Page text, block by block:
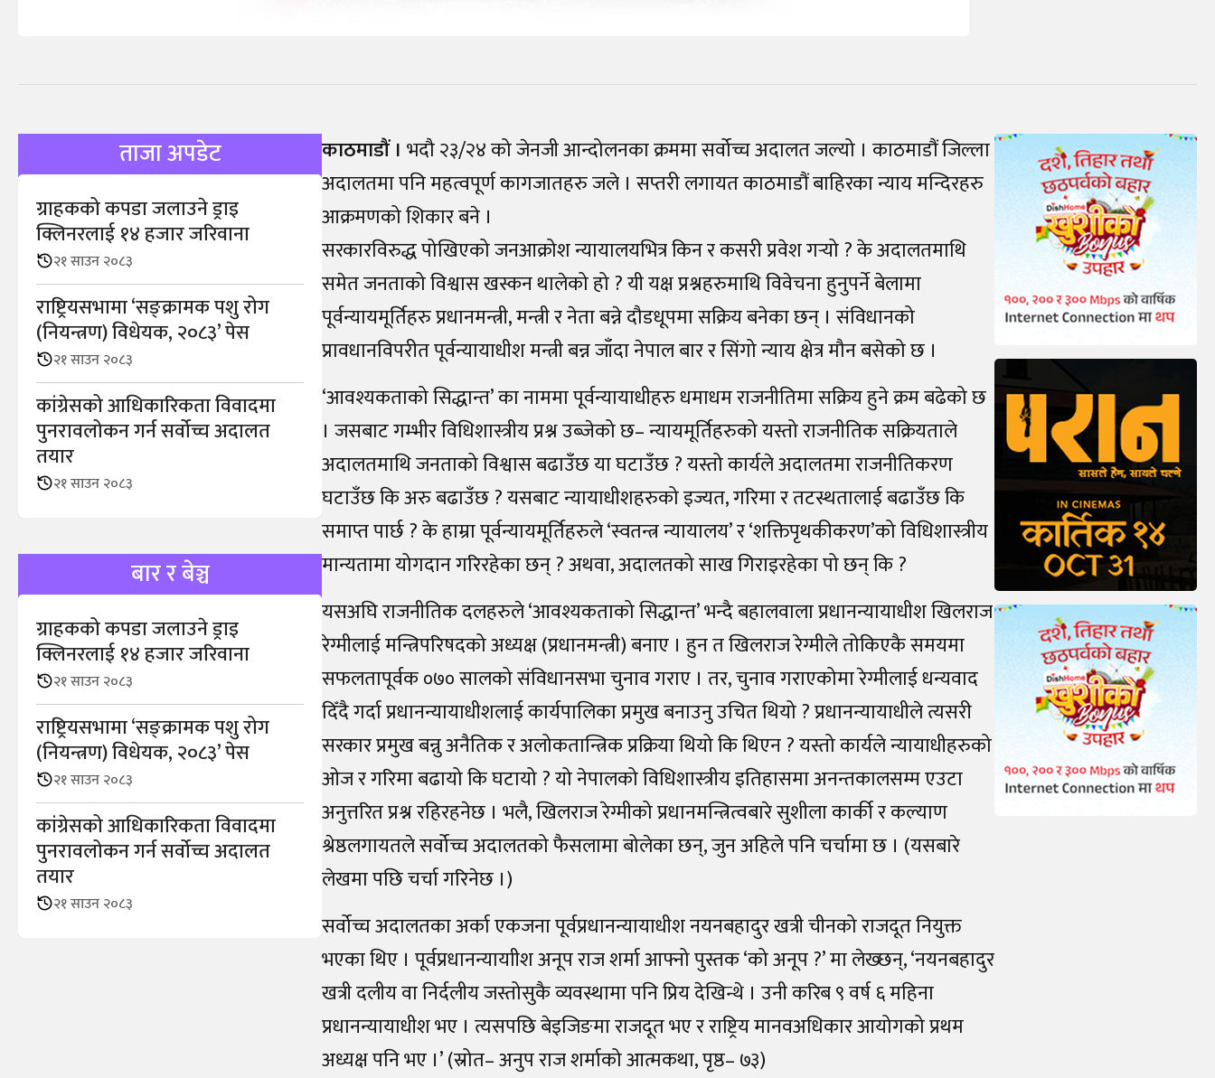
ताजा अपडेट
ग्राहकको कपडा जलाउने ड्राइ
क्लिनरलाई १४ हजार जरिवाना
२१ साउन २०८३
राष्ट्रियसभामा ‘सङ्क्रामक पशु रोग
(नियन्त्रण) विधेयक, २०८३’ पेस
२१ साउन २०८३
कांग्रेसको आधिकारिकता विवादमा
पुनरावलोकन गर्न सर्वोच्च अदालत
तयार
२१ साउन २०८३
बार र बेञ्च
ग्राहकको कपडा जलाउने ड्राइ
क्लिनरलाई १४ हजार जरिवाना
२१ साउन २०८३
राष्ट्रियसभामा ‘सङ्क्रामक पशु रोग
(नियन्त्रण) विधेयक, २०८३’ पेस
२१ साउन २०८३
कांग्रेसको आधिकारिकता विवादमा
पुनरावलोकन गर्न सर्वोच्च अदालत
तयार
२१ साउन २०८३
काठमाडौं । भदौ २३/२४ को जेनजी आन्दोलनका क्रममा सर्वोच्च अदालत जल्यो । काठमाडौं जिल्ला
अदालतमा पनि महत्वपूर्ण कागजातहरु जले । सप्तरी लगायत काठमाडौं बाहिरका न्याय मन्दिरहरु
आक्रमणको शिकार बने ।
सरकारविरुद्ध पोखिएको जनआक्रोश न्यायालयभित्र किन र कसरी प्रवेश गर्‍यो ? के अदालतमाथि
समेत जनताको विश्वास खस्कन थालेको हो ? यी यक्ष प्रश्नहरुमाथि विवेचना हुनुपर्ने बेलामा
पूर्वन्यायमूर्तिहरु प्रधानमन्त्री, मन्त्री र नेता बन्ने दौडधूपमा सक्रिय बनेका छन् । संविधानको
प्रावधानविपरीत पूर्वन्यायाधीश मन्त्री बन्न जाँदा नेपाल बार र सिंगो न्याय क्षेत्र मौन बसेको छ ।
‘आवश्यकताको सिद्धान्त’ का नाममा पूर्वन्यायाधीहरु धमाधम राजनीतिमा सक्रिय हुने क्रम बढेको छ
। जसबाट गम्भीर विधिशास्त्रीय प्रश्न उब्जेको छ– न्यायमूर्तिहरुको यस्तो राजनीतिक सक्रियताले
अदालतमाथि जनताको विश्वास बढाउँछ या घटाउँछ ? यस्तो कार्यले अदालतमा राजनीतिकरण
घटाउँछ कि अरु बढाउँछ ? यसबाट न्यायाधीशहरुको इज्यत, गरिमा र तटस्थतालाई बढाउँछ कि
समाप्त पार्छ ? के हाम्रा पूर्वन्यायमूर्तिहरुले ‘स्वतन्त्र न्यायालय’ र ‘शक्तिपृथकीकरण’को विधिशास्त्रीय
मान्यतामा योगदान गरिरहेका छन् ? अथवा, अदालतको साख गिराइरहेका पो छन् कि ?
यसअघि राजनीतिक दलहरुले ‘आवश्यकताको सिद्धान्त’ भन्दै बहालवाला प्रधानन्यायाधीश खिलराज
रेग्मीलाई मन्त्रिपरिषदको अध्यक्ष (प्रधानमन्त्री) बनाए । हुन त खिलराज रेग्मीले तोकिएकै समयमा
सफलतापूर्वक ०७० सालको संविधानसभा चुनाव गराए । तर, चुनाव गराएकोमा रेग्मीलाई धन्यवाद
दिँदै गर्दा प्रधानन्यायाधीशलाई कार्यपालिका प्रमुख बनाउनु उचित थियो ? प्रधानन्यायाधीले त्यसरी
सरकार प्रमुख बन्नु अनैतिक र अलोकतान्त्रिक प्रक्रिया थियो कि थिएन ? यस्तो कार्यले न्यायाधीहरुको
ओज र गरिमा बढायो कि घटायो ? यो नेपालको विधिशास्त्रीय इतिहासमा अनन्तकालसम्म एउटा
अनुत्तरित प्रश्न रहिरहनेछ । भलै, खिलराज रेग्मीको प्रधानमन्त्रित्वबारे सुशीला कार्की र कल्याण
श्रेष्ठलगायतले सर्वोच्च अदालतको फैसलामा बोलेका छन्, जुन अहिले पनि चर्चामा छ । (यसबारे
लेखमा पछि चर्चा गरिनेछ ।)
सर्वोच्च अदालतका अर्का एकजना पूर्वप्रधानन्यायाधीश नयनबहादुर खत्री चीनको राजदूत नियुक्त
भएका थिए । पूर्वप्रधानन्यायाीश अनूप राज शर्मा आफ्नो पुस्तक ‘को अनूप ?’ मा लेख्छन्, ‘नयनबहादुर
खत्री दलीय वा निर्दलीय जस्तोसुकै व्यवस्थामा पनि प्रिय देखिन्थे । उनी करिब ९ वर्ष ६ महिना
प्रधानन्यायाधीश भए । त्यसपछि बेइजिङमा राजदूत भए र राष्ट्रिय मानवअधिकार आयोगको प्रथम
अध्यक्ष पनि भए ।’ (स्रोत– अनुप राज शर्माको आत्मकथा, पृष्ठ– ७३)